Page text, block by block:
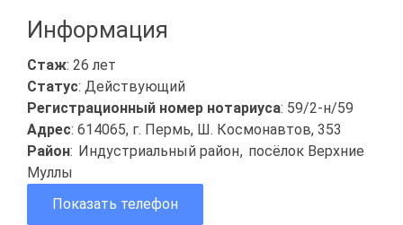
Информация
Стаж: 26 лет
Статус: Действующий
Регистрационный номер нотариуса: 59/2-н/59
Адрес: 614065, г. Пермь, Ш. Космонавтов, 353
Район: Индустриальный район, посёлок Верхние
Муллы
Показать телефон